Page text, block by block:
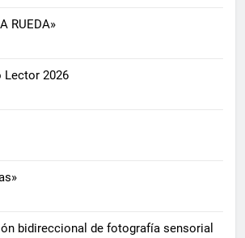
RUEDA»
Lector 2026
bidireccional de fotografía sensorial